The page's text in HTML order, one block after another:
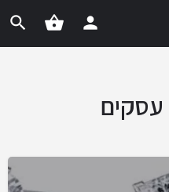
עסקים